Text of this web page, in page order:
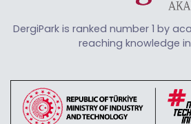
DergiPark is ranked number 1 by
reaching knowledge in